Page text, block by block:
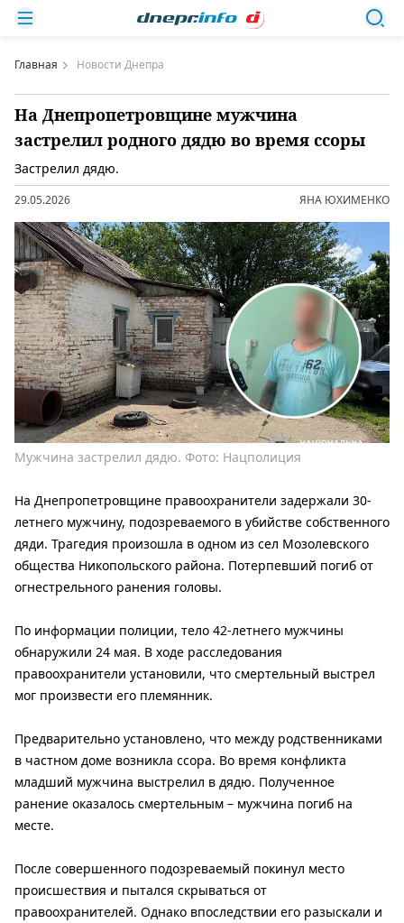
Главная Новости Днепра
На Днепропетровщине мужчина
застрелил родного дядю во время ссоры
Застрелил дядю.
29.05.2026 ЯНА ЮХИМЕНКО
Мужчина застрелил дядю. Фото: Нацполиция
На Днепропетровщине правоохранители задержали 30-
летнего мужчину, подозреваемого в убийстве собственного
дяди. Трагедия произошла в одном из сел Мозолевского
общества Никопольского района. Потерпевший погиб от
огнестрельного ранения головы.
По информации полиции, тело 42-летнего мужчины
обнаружили 24 мая. В ходе расследования
правоохранители установили, что смертельный выстрел
мог произвести его племянник.
Предварительно установлено, что между родственниками
в частном доме возникла ссора. Во время конфликта
младший мужчина выстрелил в дядю. Полученное
ранение оказалось смертельным – мужчина погиб на
месте.
После совершенного подозреваемый покинул место
происшествия и пытался скрываться от
правоохранителей. Однако впоследствии его разыскали и